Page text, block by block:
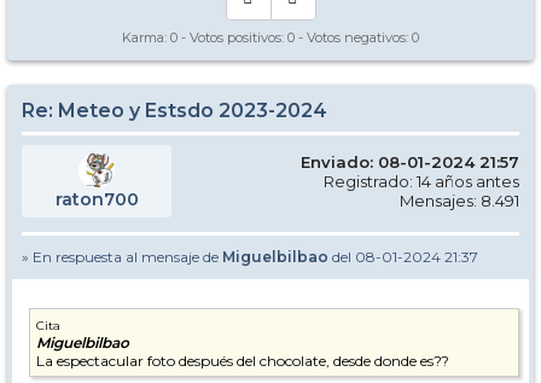
Karma: 0 - Votos positivos: 0 - Votos negativos: 0
Re: Meteo y Estsdo 2023-2024
raton700
Enviado: 08-01-2024 21:57
Registrado: 14 años antes
Mensajes: 8.491
» En respuesta al mensaje de Miguelbilbao del 08-01-2024 21:37
Cita
Miguelbilbao
La espectacular foto después del chocolate, desde donde es??